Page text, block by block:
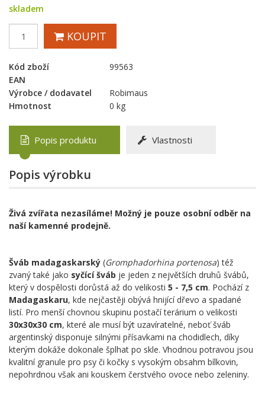
skladem
KOUPIT
Kód zboží
99563
EAN
Výrobce / dodavatel
Robimaus
Hmotnost
0 kg
Popis produktu Vlastnosti
Popis výrobku
Živá zvířata nezasíláme! Možný je pouze osobní odběr na
naší kamenné prodejně.
Šváb madagaskarský (Gromphadorhina portenosa) též
zvaný také jako syčící šváb je jeden z největších druhů švábů,
který v dospělosti dorůstá až do velikosti 5 - 7,5 cm. Pochází z
Madagaskaru, kde nejčastěji obývá hnijící dřevo a spadané
listí. Pro menší chovnou skupinu postačí terárium o velikosti
30x30x30 cm, které ale musí být uzavíratelné, neboť šváb
argentinský disponuje silnými přísavkami na chodidlech, díky
kterým dokáže dokonale šplhat po skle. Vhodnou potravou jsou
kvalitní granule pro psy či kočky s vysokým obsahm bílkovin,
nepohrdnou však ani kouskem čerstvého ovoce nebo zeleniny.